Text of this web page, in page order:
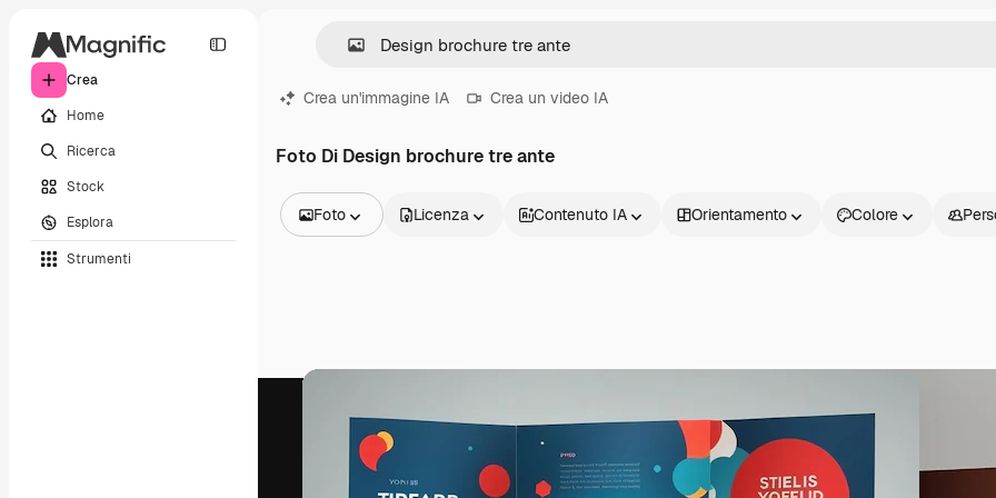
Crea
Home
Ricerca
Stock
Esplora
Strumenti
Crea un'immagine IA Crea un video IA
Foto Di Design brochure tre ante
Foto
Video
Motion graphic
Modelli di video
Licenza Contenuto IA Orientamento Colore
Prodotti